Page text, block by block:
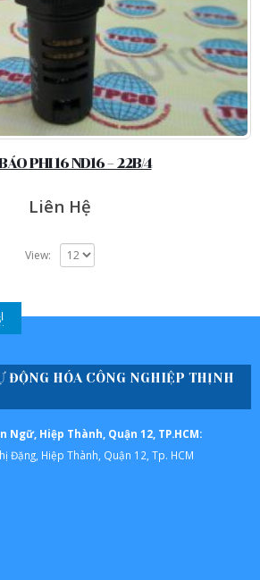
PHI 16 ND16 – 22B/4
Liên Hệ
View:
ĐỘNG HÓA CÔNG NGHIỆP THỊNH
Ngữ, Hiệp Thành, Quận 12, TP.HCM:
Đặng, Hiệp Thành, Quận 12, Tp. HCM